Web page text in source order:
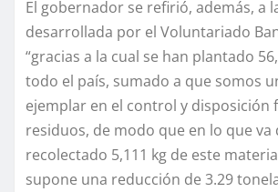
El gobernador se refirió, además, a
desarrollada por el Voluntariado
“gracias a la cual se han plantado
todo el país, sumado a que somos
ejemplar en el control y disposición
residuos, de modo que en lo que va
recolectado 5,111 kg de este
supone una reducción de 3.29